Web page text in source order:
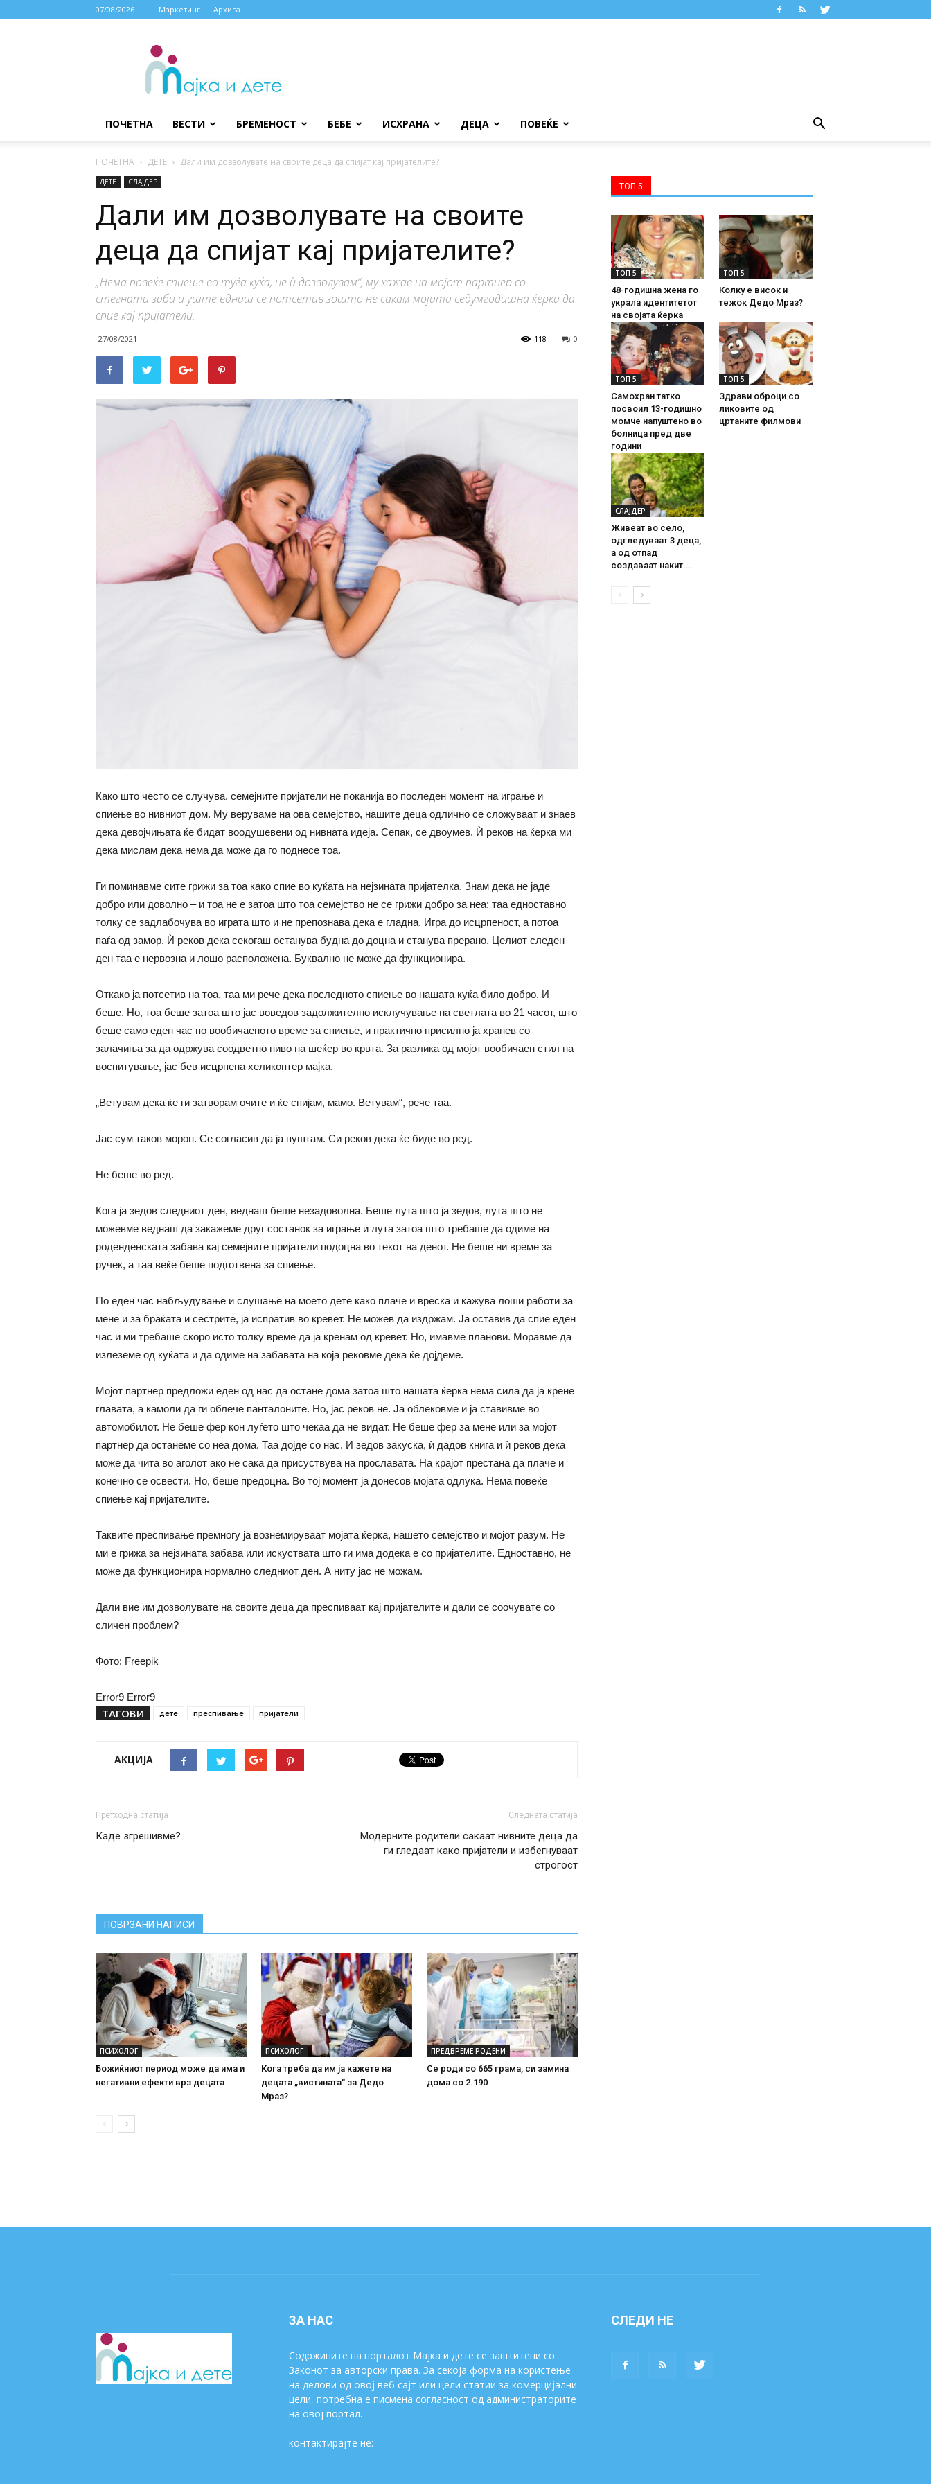
07/08/2026 Маркетинг Архива
МАЈКА
ДЕТЕ
ПОЧЕТНА ВЕСТИ БРЕМЕНОСТ БЕБЕ ИСХРАНА ДЕЦА ПОВЕЌЕ
ПОЧЕТНА ДЕТЕ Дали им дозволувате на своите деца да спијат кај пријателите?
ДЕТЕ СЛАЈДЕР
Дали им дозволувате на своите
деца да спијат кај пријателите?
„Нема повеќе спиење во туѓа куќа, не ѝ дозволувам“, му кажав на мојот партнер со
стегнати заби и уште еднаш се потсетив зошто не сакам мојата седумгодишна ќерка да
спие кај пријатели.
27/08/2021 0
118
Како што често се случува, семејните пријатели не поканија во последен момент на играње и
спиење во нивниот дом. Му веруваме на ова семејство, нашите деца одлично се сложуваат и знаев
дека девојчињата ќе бидат воодушевени од нивната идеја. Сепак, се двоумев. Ѝ реков на ќерка ми
дека мислам дека нема да може да го поднесе тоа.
Ги поминавме сите грижи за тоа како спие во куќата на нејзината пријателка. Знам дека не јаде
добро или доволно – и тоа не е затоа што тоа семејство не се грижи добро за неа; таа едноставно
толку се задлабочува во играта што и не препознава дека е гладна. Игра до исцрпеност, а потоа
паѓа од замор. Ѝ реков дека секогаш останува будна до доцна и станува прерано. Целиот следен
ден таа е нервозна и лошо расположена. Буквално не може да функционира.
Откако ја потсетив на тоа, таа ми рече дека последното спиење во нашата куќа било добро. И
беше. Но, тоа беше затоа што јас воведов задолжително исклучување на светлата во 21 часот, што
беше само еден час по вообичаеното време за спиење, и практично присилно ја хранев со
залачиња за да одржува соодветно ниво на шеќер во крвта. За разлика од мојот вообичаен стил на
воспитување, јас бев исцрпена хеликоптер мајка.
„Ветувам дека ќе ги затворам очите и ќе спијам, мамо. Ветувам“, рече таа.
Јас сум таков морон. Се согласив да ја пуштам. Си реков дека ќе биде во ред.
Не беше во ред.
Кога ја зедов следниот ден, веднаш беше незадоволна. Беше лута што ја зедов, лута што не
можевме веднаш да закажеме друг состанок за играње и лута затоа што требаше да одиме на
роденденската забава кај семејните пријатели подоцна во текот на денот. Не беше ни време за
ручек, а таа веќе беше подготвена за спиење.
По еден час набљудување и слушање на моето дете како плаче и вреска и кажува лоши работи за
мене и за браќата и сестрите, ја испратив во кревет. Не можев да издржам. Ја оставив да спие еден
час и ми требаше скоро исто толку време да ја кренам од кревет. Но, имавме планови. Моравме да
излеземе од куќата и да одиме на забавата на која рековме дека ќе дојдеме.
Мојот партнер предложи еден од нас да остане дома затоа што нашата ќерка нема сила да ја крене
главата, а камоли да ги облече панталоните. Но, јас реков не. Ја облековме и ја ставивме во
автомобилот. Не беше фер кон луѓето што чекаа да нe видат. Не беше фер за мене или за мојот
партнер да останеме со неа дома. Таа дојде со нас. И зедов закуска, ѝ дадов книга и ѝ реков дека
може да чита во аголот ако не сака да присуствува на прославата. На крајот престана да плаче и
конечно се освести. Но, беше предоцна. Во тој момент ја донесов мојата одлука. Нема повеќе
спиење кај пријателите.
Таквите преспивање премногу ја вознемируваат мојата ќерка, нашето семејство и мојот разум. Не
ми е грижа за нејзината забава или искуствата што ги има додека е со пријателите. Едноставно, не
може да функционира нормално следниот ден. А ниту јас не можам.
Дали вие им дозволувате на своите деца да преспиваат кај пријателите и дали се соочувате со
сличен проблем?
Фото: Freepik
Error9 Error9
ТАГОВИ дете преспивање пријатели
АКЦИЈА
Претходна статија
Каде згрешивме?
Следната статија
Mодерните родители сакаат нивните деца да
ги гледаат како пријатели и избегнуваат
строгост
ПОВРЗАНИ НАПИСИ
ПСИХОЛОГ
Божиќниот период може да има и
негативни ефекти врз децата
ПСИХОЛОГ
Кога треба да им ја кажете на
децата „вистината“ за Дедо
Мраз?
ПРЕДВРЕМЕ РОДЕНИ
Се роди со 665 грама, си замина
дома со 2.190
ТОП 5
ТОП 5
48-годишна жена го
украла идентитетот
на својата ќерка
ТОП 5
Колку е висок и
тежок Дедо Мраз?
ТОП 5
Самохран татко
посвоил 13-годишно
момче напуштено во
болница пред две
години
ТОП 5
Здрави оброци со
ликовите од
цртаните филмови
СЛАЈДЕР
Живеат во село,
одгледуваат 3 деца,
а од отпад
создаваат накит...
ЗА НАС
Содржините на порталот Мајка и дете се заштитени со
Законот за авторски права. За секоја форма на користење
на делови од овој веб сајт или цели статии за комерцијални
цели, потребна е писмена согласност од администраторите
на овој портал.
контактирајте не:
СЛЕДИ НЕ